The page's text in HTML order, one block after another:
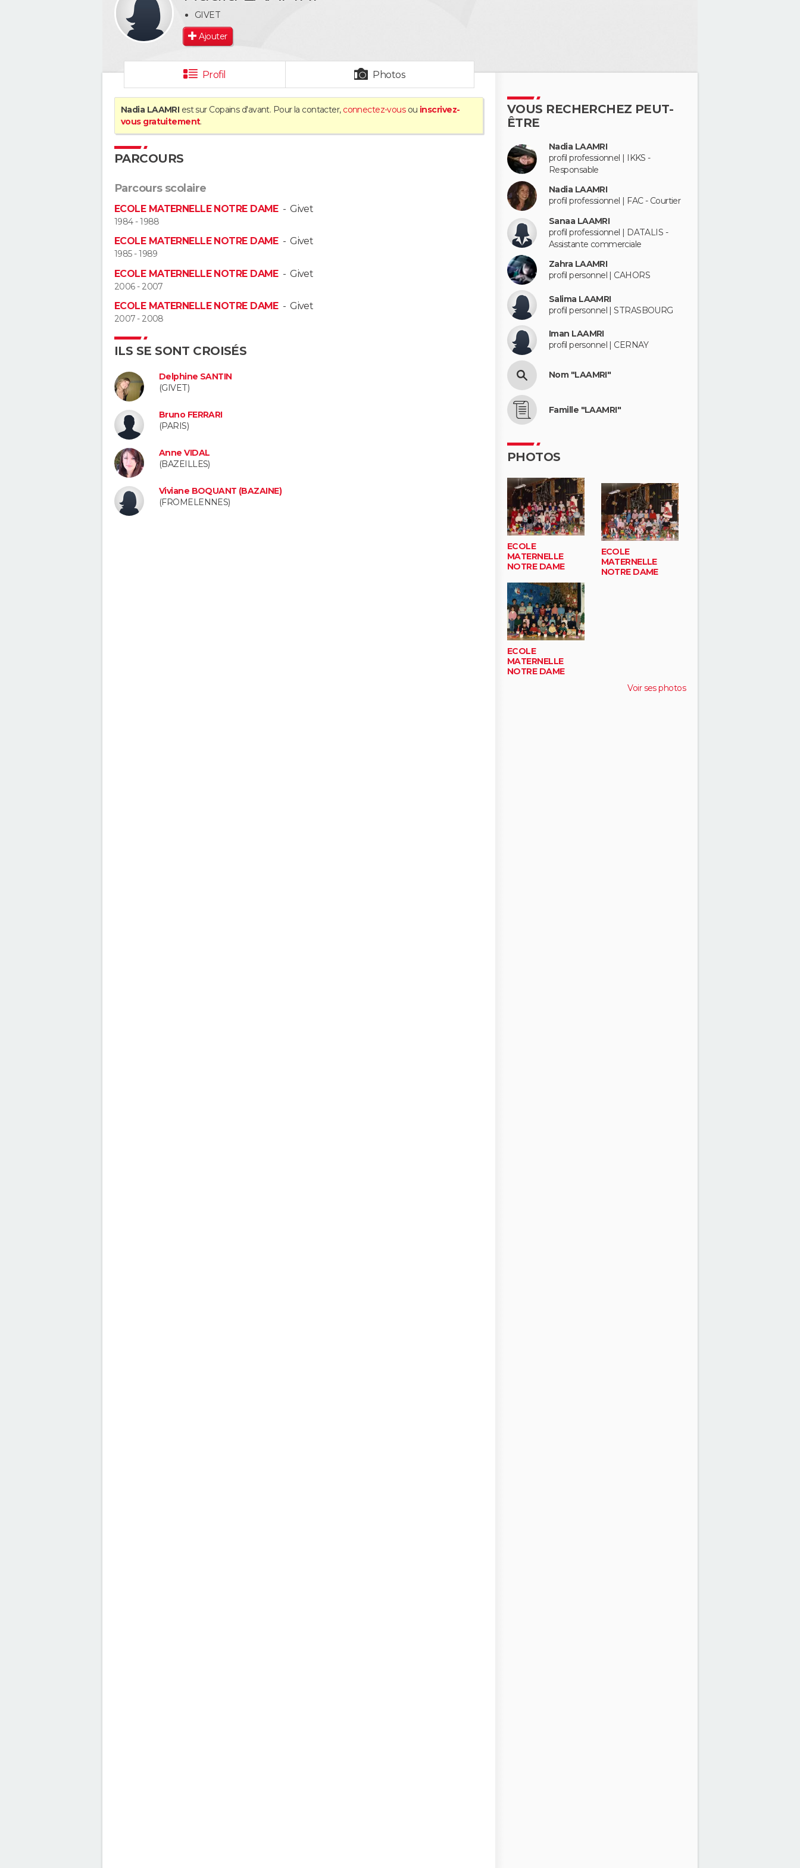
GIVET
Ajouter
Profil Photos
Nadia LAAMRI est sur Copains d'avant. Pour la contacter, connectez-vousou inscrivez-
vous gratuitement.
PARCOURS
Parcours scolaire
ECOLE MATERNELLE NOTRE DAME-Givet
1984 - 1988
ECOLE MATERNELLE NOTRE DAME-Givet
1985 - 1989
ECOLE MATERNELLE NOTRE DAME-Givet
2006 - 2007
ECOLE MATERNELLE NOTRE DAME-Givet
2007 - 2008
ILS SE SONT CROISÉS
Delphine SANTIN
(GIVET)
Bruno FERRARI
(PARIS)
Anne VIDAL
(BAZEILLES)
Viviane BOQUANT (BAZAINE)
(FROMELENNES)
VOUS RECHERCHEZ PEUT-
ÊTRE
Nadia LAAMRI
profil professionnel | IKKS -
Responsable
Nadia LAAMRI
profil professionnel | FAC - Courtier
Sanaa LAAMRI
profil professionnel | DATALIS -
Assistante commerciale
Zahra LAAMRI
profil personnel | CAHORS
Salima LAAMRI
profil personnel | STRASBOURG
Iman LAAMRI
profil personnel | CERNAY
Nom "LAAMRI"
Famille "LAAMRI"
PHOTOS
ECOLE
MATERNELLE
NOTRE DAME
ECOLE
MATERNELLE
NOTRE DAME
ECOLE
MATERNELLE
NOTRE DAME
Voir ses photos